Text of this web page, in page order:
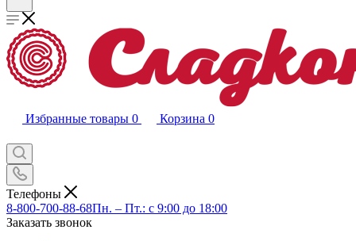
Избранные товары 0 Корзина 0
Телефоны
8-800-700-88-68Пн. – Пт.: с 9:00 до 18:00
Заказать звонок